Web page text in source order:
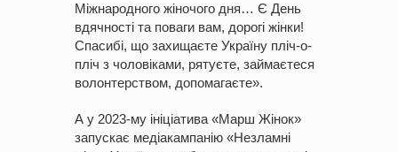
Міжнародного жіночого дня… Є День
вдячності та поваги вам, дорогі жінки!
Спасибі, що захищаєте Україну пліч-о-
пліч з чоловіками, рятуєте, займаєтеся
волонтерством, допомагаєте».
А у 2023-му ініціатива «Марш Жінок»
запускає медіакампанію «Незламні